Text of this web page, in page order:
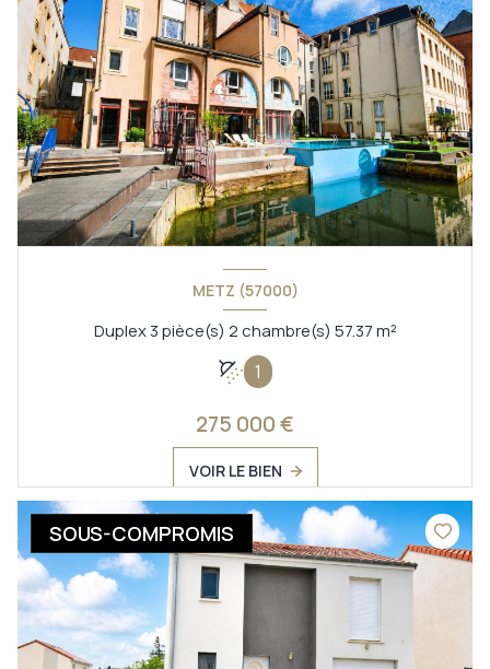
METZ (57000)
Duplex 3 pièce(s) 2 chambre(s) 57.37 m²
1
275 000 €
VOIR LE BIEN
SOUS-COMPROMIS